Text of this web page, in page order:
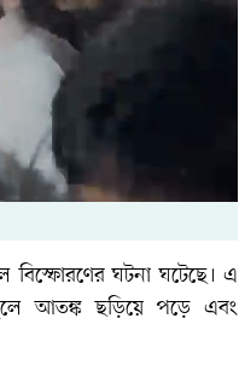
বিস্ফোরণের ঘটনা ঘটেছে। এ
আতঙ্ক ছড়িয়ে পড়ে এবং